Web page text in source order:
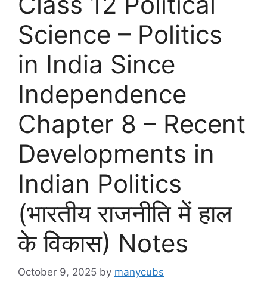
Science – Politics
in India Since
Independence
Chapter 8 – Recent
Developments in
Indian Politics
(भारतीय राजनीति में हाल
के विकास) Notes
October 9, 2025 by manycubs